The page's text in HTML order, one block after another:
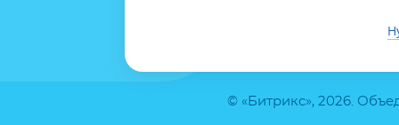
© «Битрикс», 2026.